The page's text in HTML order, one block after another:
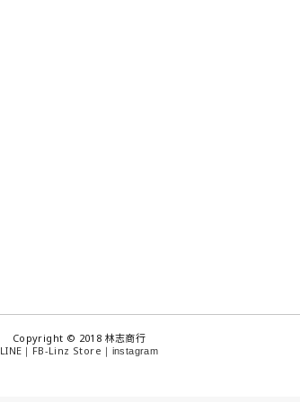
Copyright © 2018 林志商行
LINE ｜ FB-Linz Store ｜ instagram